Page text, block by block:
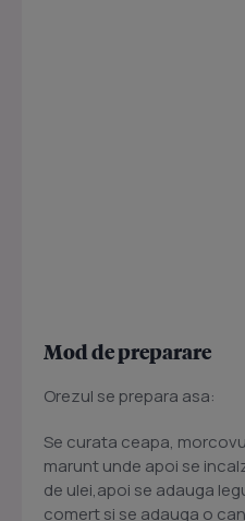
Mod de preparare
Orezul se prepara asa:
Se curata ceapa,
marunt unde apoi se
de ulei,apoi se adauga
comert si se adauga o